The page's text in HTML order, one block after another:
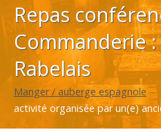
Repas
Commanderie
Rabelais
Manger / auberge espagnole
activité organisée par un(e)